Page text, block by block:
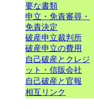
要な書類
申立・免責審尋・
免責決定
破産申立裁判所
破産申立の費用
自己破産とクレジ
ット・信販会社
自己破産と官報
相互リンク